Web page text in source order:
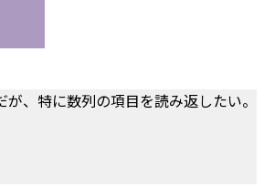
、特に数列の項目を読み返したい。